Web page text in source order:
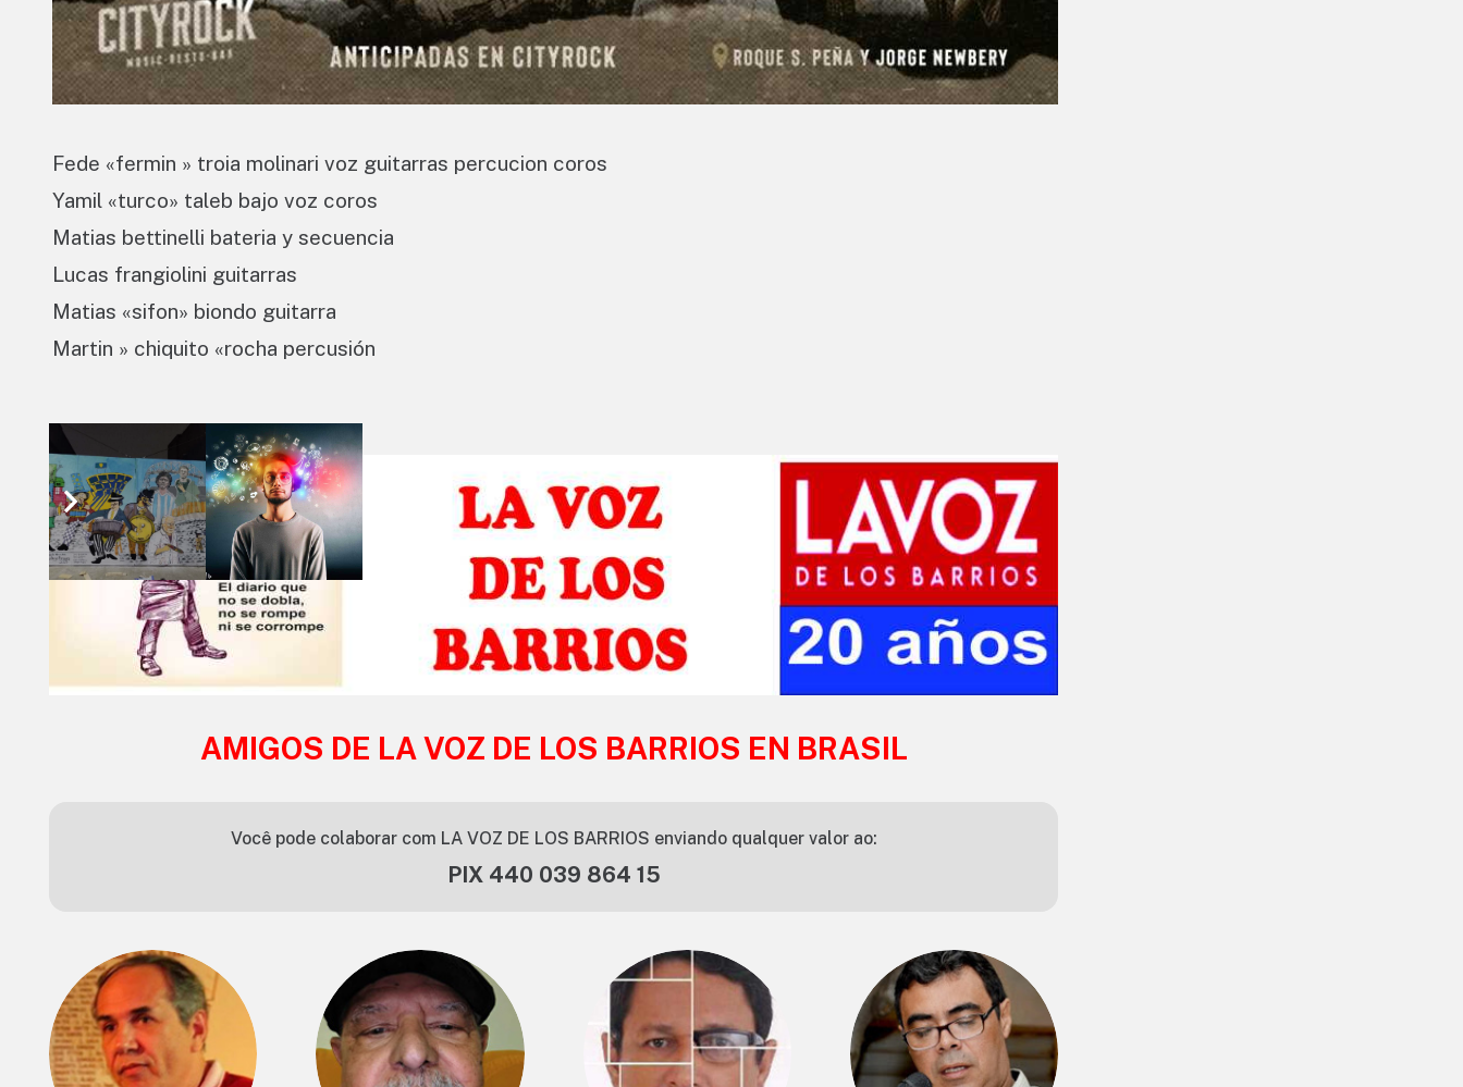
Fede «fermin » troia molinari voz guitarras percucion coros
Yamil «turco» taleb bajo voz coros
Matias bettinelli bateria y secuencia
Lucas frangiolini guitarras
Matias «sifon» biondo guitarra
Martin » chiquito «rocha percusión
AMIGOS DE LA VOZ DE LOS BARRIOS EN BRASIL
Você pode colaborar com LA VOZ DE LOS BARRIOS enviando qualquer valor ao:
PIX 440 039 864 15